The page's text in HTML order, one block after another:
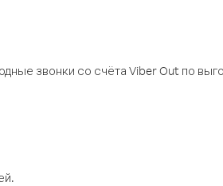
звонки со счёта Viber Out по